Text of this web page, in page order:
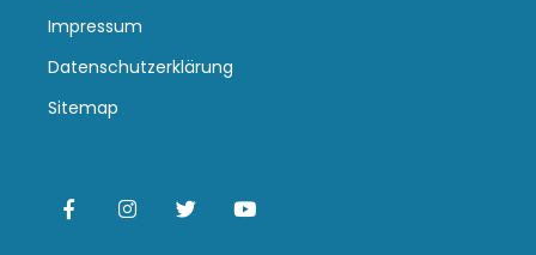
Impressum
Datenschutzerklärung
Sitemap